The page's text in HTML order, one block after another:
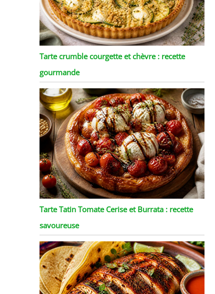
Tarte crumble courgette et chèvre : recette
gourmande
Tarte Tatin Tomate Cerise et Burrata : recette
savoureuse